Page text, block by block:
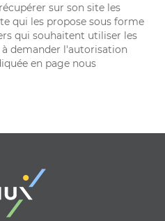
sur son site les
qui les propose sous forme
qui souhaitent utiliser les
demander l'autorisation
en page nous